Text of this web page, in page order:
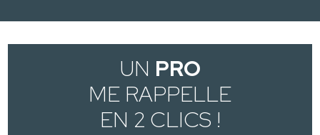
UN PRO
ME RAPPELLE
EN 2 CLICS !